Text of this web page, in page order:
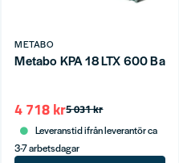
METABO
Metabo KPA 18 LTX 600
5 031 kr
4 718 kr
Leveranstid ifrån leverantör ca
3-7 arbetsdagar